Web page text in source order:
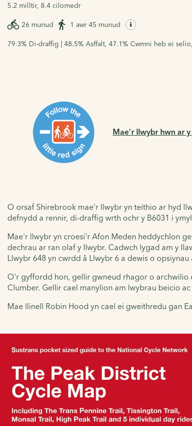
5.2 milltir, 8.4 cilomedr
26 munud 1 awr 45 munud
79.3% Di-draffig | 48.5% Asffalt, 47.1% Cwmni heb ei
Mae'r llwybr hwn ar
O orsaf Shirebrook mae'r llwybr yn teithio ar hyd
defnydd a rennir, di-draffig wrth ochr y B6031 i
Mae'r llwybr yn croesi'r Afon Meden heddychlon
dechrau ar ran olaf y llwybr. Cadwch lygad am y
Llwybr 648 yn cwrdd â Llwybr 6 a dewis o
O'r gyffordd hon, gellir gwneud rhagor o archwilio
Clumber. Gellir cael manylion am lwybrau beicio
Mae llinell Robin Hood yn cael ei gweithredu gan